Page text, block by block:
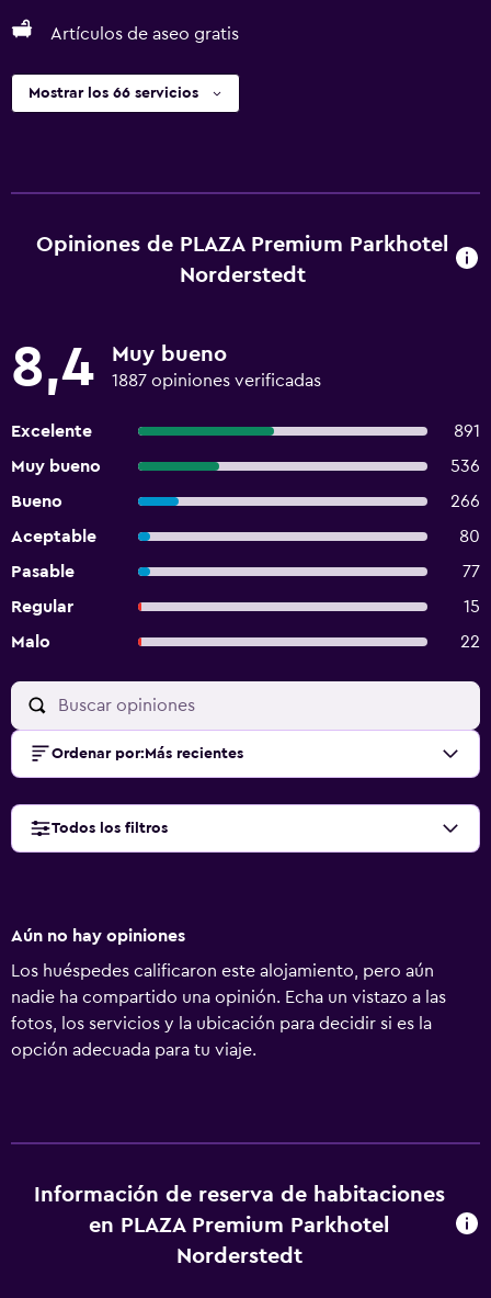
Artículos de aseo gratis
Mostrar los 66 servicios
Opiniones de PLAZA Premium Parkhotel
Norderstedt
8,4 Muy bueno
1887 opiniones verificadas
Excelente
891
Muy bueno
536
Bueno
266
Aceptable
80
Pasable
77
Regular
15
Malo
22
Ordenar por: Más recientes
Todos los filtros
Aún no hay opiniones
Los huéspedes calificaron este alojamiento, pero aún
nadie ha compartido una opinión. Echa un vistazo a las
fotos, los servicios y la ubicación para decidir si es la
opción adecuada para tu viaje.
Información de reserva de habitaciones
en PLAZA Premium Parkhotel
Norderstedt